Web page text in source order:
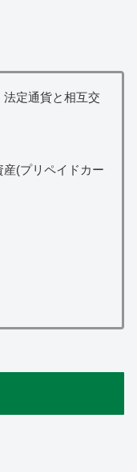
法定通貨と相互交
産(プリペイドカー